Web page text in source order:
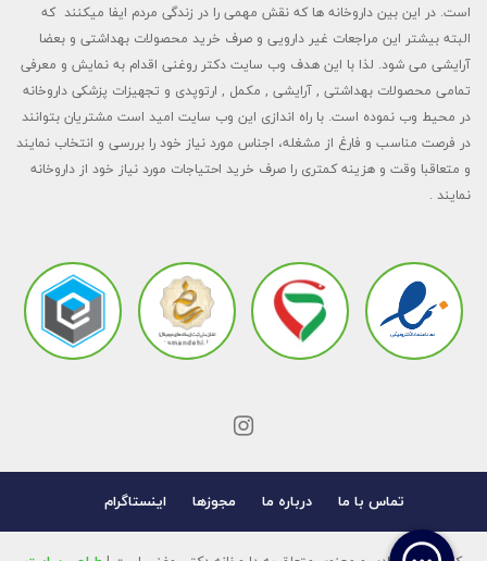
است. در این بین داروخانه ها که نقش مهمی را در زندگی مردم ایفا میکنند که
البته بیشتر این مراجعات غیر دارویی و صرف خرید محصولات بهداشتی و بعضا
آرایشی می شود. لذا با این هدف وب سایت دکتر روغنی اقدام به نمایش و معرفی
تمامی محصولات بهداشتی , آرایشی , مکمل , ارتوپدی و تجهیزات پزشکی داروخانه
در محیط وب نموده است. با راه اندازی این وب سایت امید است مشتریان بتوانند
در فرصت مناسب و فارغ از مشغله، اجناس مورد نیاز خود را بررسی و انتخاب نمایند
و متعاقبا وقت و هزینه کمتری را صرف خرید احتیاجات مورد نیاز خود از داروخانه
نمایند .
تماس با ما درباره ما مجوزها اینستاگرام